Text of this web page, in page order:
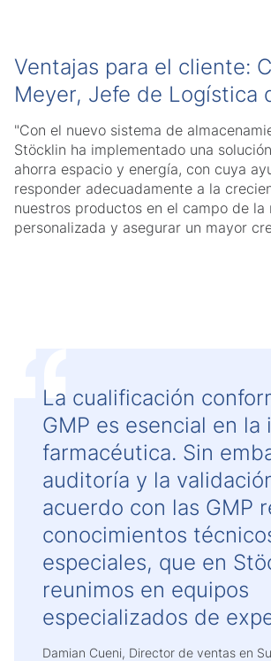
Ventajas para el cliente:
Meyer, Jefe de Logística
"Con el nuevo sistema de
Stöcklin ha implementado una
ahorra espacio y energía, con cuya
responder adecuadamente a la
nuestros productos en el campo de la
personalizada y asegurar un mayor
La cualificación
GMP es esencial en la
farmacéutica. Sin
auditoría y la
acuerdo con las GMP
conocimientos
especiales, que en
reunimos en equipos
especializados de
Damian Cueni, Director de ventas en